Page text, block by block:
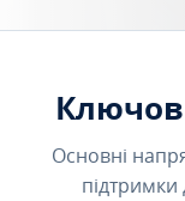
Основні